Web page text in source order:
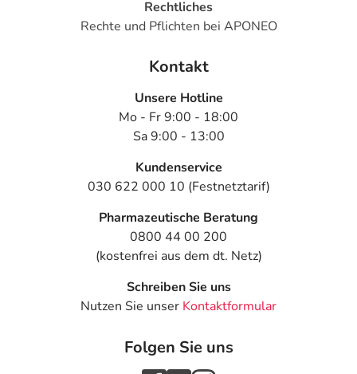
Überdosierungserscheinungen kommen, unter anderem
zu Sehstörungen, Verstopfung, niedrigem Blutdruck,
Herzreizleitungsstörungen und zu dosisabhängigen EKG-
eine Überdosierung umgehend mit einem Arzt in
Generell gilt: Achten Sie vor allem bei Säuglingen,
Kleinkindern und älteren Menschen auf eine
gewissenhafte Dosierung. Im Zweifelsfalle fragen Sie
Ihren Arzt oder Apotheker nach etwaigen Auswirkungen
oder Vorsichtsmaßnahmen.
Angaben der Packungsbeilage abweichen. Da der Arzt sie
individuell abstimmt, sollten Sie das Arzneimittel daher
Rechtliches
Rechte und Pflichten bei APONEO
Kontakt
Unsere Hotline
Mo - Fr 9:00 - 18:00
Sa 9:00 - 13:00
Kundenservice
030 622 000 10 (Festnetztarif)
Pharmazeutische Beratung
0800 44 00 200
(kostenfrei aus dem dt. Netz)
Schreiben Sie uns
Nutzen Sie unser Kontaktformular
Folgen Sie uns